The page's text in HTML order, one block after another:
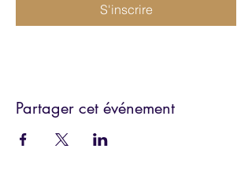
S'inscrire
Partager cet événement